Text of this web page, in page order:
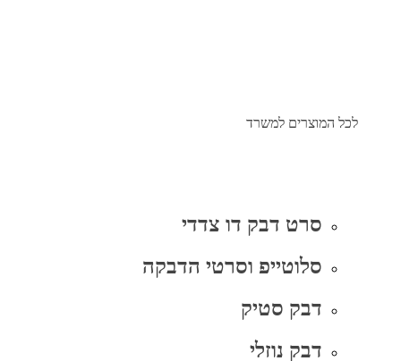
לכל המוצרים למשרד
סרט דבק דו צדדי
סלוטייפ וסרטי הדבקה
דבק סטיק
דבק נוזלי